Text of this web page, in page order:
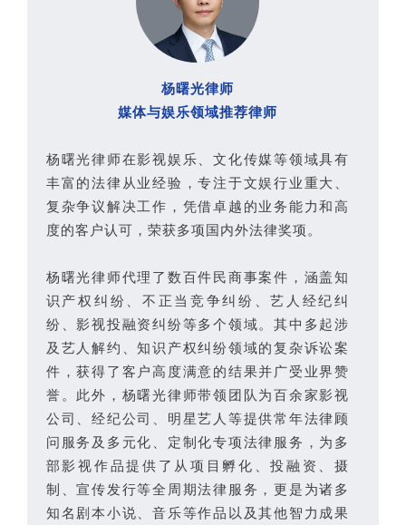
杨曙光律师
媒体与娱乐领域推荐律师
杨曙光律师在影视娱乐、文化传媒等领域具有
丰富的法律从业经验，专注于文娱行业重大、
复杂争议解决工作，凭借卓越的业务能力和高
度的客户认可，荣获多项国内外法律奖项。
杨曙光律师代理了数百件民商事案件，涵盖知
识产权纠纷、不正当竞争纠纷、艺人经纪纠
纷、影视投融资纠纷等多个领域。其中多起涉
及艺人解约、知识产权纠纷领域的复杂诉讼案
件，获得了客户高度满意的结果并广受业界赞
誉。此外，杨曙光律师带领团队为百余家影视
公司、经纪公司、明星艺人等提供常年法律顾
问服务及多元化、定制化专项法律服务，为多
部影视作品提供了从项目孵化、投融资、摄
制、宣传发行等全周期法律服务，更是为诸多
知名剧本小说、音乐等作品以及其他智力成果